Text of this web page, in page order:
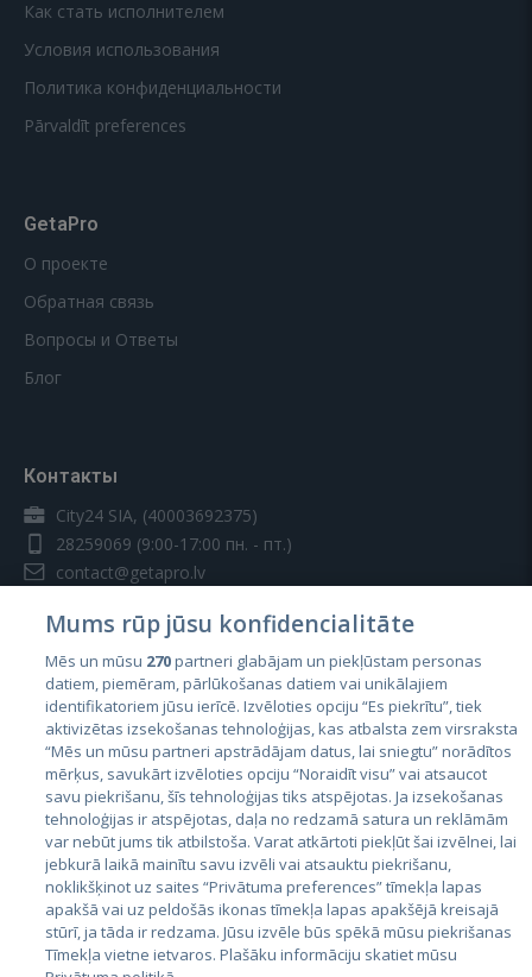
Как стать исполнителем
Условия использования
Политика конфиденциальности
Pārvaldīt preferences
GetaPro
О проекте
Обратная связь
Вопросы и Ответы
Блог
Контакты
City24 SIA, (40003692375)
28259069 (9:00-17:00 пн. - пт.)
contact@getapro.lv
Страны
Эстония
Латвия
Литва
Mums rūp jūsu konfidencialitāte
Mēs un mūsu 270partneri glabājam un piekļūstam personas
datiem, piemēram, pārlūkošanas datiem vai unikālajiem
identifikatoriem jūsu ierīcē. Izvēloties opciju “Es piekrītu”, tiek
aktivizētas izsekošanas tehnoloģijas, kas atbalsta zem virsraksta
“Mēs un mūsu partneri apstrādājam datus, lai sniegtu” norādītos
mērķus, savukārt izvēloties opciju “Noraidīt visu” vai atsaucot
savu piekrišanu, šīs tehnoloģijas tiks atspējotas. Ja izsekošanas
tehnoloģijas ir atspējotas, daļa no redzamā satura un reklāmām
var nebūt jums tik atbilstoša. Varat atkārtoti piekļūt šai izvēlnei, lai
jebkurā laikā mainītu savu izvēli vai atsauktu piekrišanu,
noklikšķinot uz saites “Privātuma preferences” tīmekļa lapas
apakšā vai uz peldošās ikonas tīmekļa lapas apakšējā kreisajā
stūrī, ja tāda ir redzama. Jūsu izvēle būs spēkā mūsu piekrišanas
Tīmekļa vietne ietvaros. Plašāku informāciju skatiet mūsu